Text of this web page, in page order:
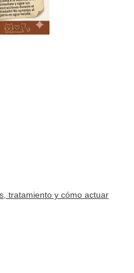
tratamiento y cómo actuar